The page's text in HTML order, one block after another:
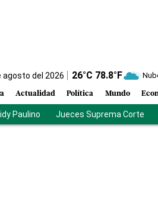
agosto del 2026 26°C 78.8°F
Actualidad Política Mundo
Paulino Jueces Suprema Corte